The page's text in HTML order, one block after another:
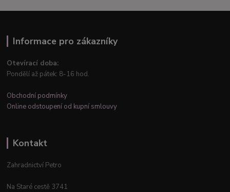
Informace pro zákazníky
Otevírací doba:
Pondělí až pátek: 8-16 hod.
Obchodní podmínky
Online odstoupení od kupní smlouvy
Kontakt
Zahradnictví Petro
Na Staré cestě 3741